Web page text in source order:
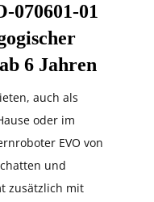
070601-01
6 Jahren
auch als
oder im
EVO von
und
zusätzlich mit